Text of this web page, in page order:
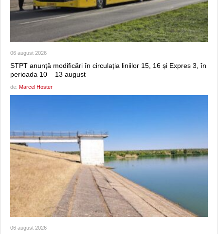
06 august 2026
STPT anunță modificări în circulația liniilor 15, 16 și Expres 3, în
perioada 10 – 13 august
de: Marcel Hoster
06 august 2026